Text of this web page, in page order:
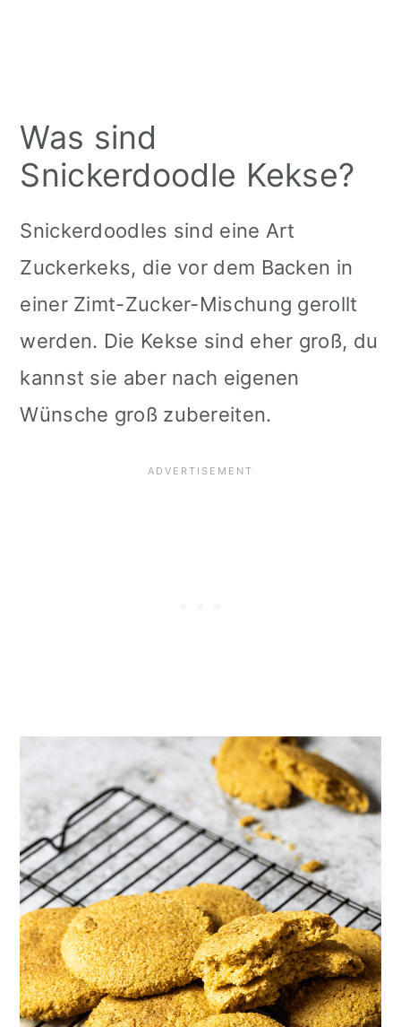
Was sind
Snickerdoodle Kekse?
Snickerdoodles sind eine Art
Zuckerkeks, die vor dem Backen in
einer Zimt-Zucker-Mischung gerollt
werden. Die Kekse sind eher groß, du
kannst sie aber nach eigenen
Wünsche groß zubereiten.